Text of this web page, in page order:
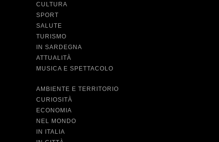
CULTURA
SPORT
SALUTE
TURISMO
IN SARDEGNA
ATTUALITÀ
MUSICA E SPETTACOLO
AMBIENTE E TERRITORIO
CURIOSITÀ
ECONOMIA
NEL MONDO
IN ITALIA